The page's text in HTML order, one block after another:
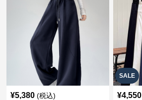
¥5,380 (税込)
SALE
¥4,550